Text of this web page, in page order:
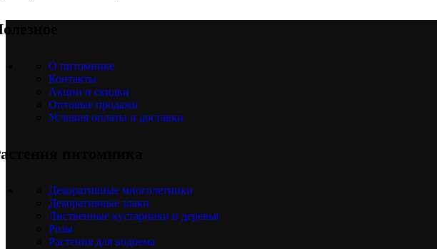
О питомнике
Контакты
Акции и скидки
Оптовые продажи
Условия оплаты и доставки
питомника
Декоративные многолетники
Декоративные злаки
Лиственные кустарники и деревья
Розы
Растения для водоема